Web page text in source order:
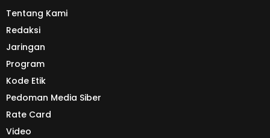
Tentang Kami
Redaksi
Jaringan
Program
Kode Etik
Pedoman Media Siber
Rate Card
Video